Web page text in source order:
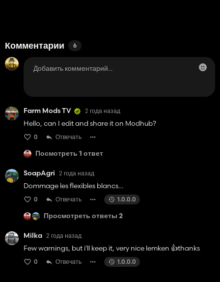
Комментарии 6
Farm Mods TV 2 года назад
Hello, can I edit and share it on Modhub?
0 Отвечать
Посмотреть 1 ответ
SoapAgri 2 года назад
Dommage les flexibles blancs…
0 Отвечать 1.0.0.0
Просмотреть ответы 2
Milka 2 года назад
Few warnings, but i'll keep it, very nice lemken 👍️thanks
0 Отвечать 1.0.0.0